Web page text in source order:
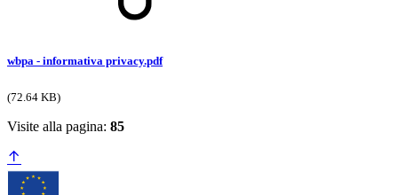
wbpa - informativa privacy.pdf
(72.64 KB)
Visite alla pagina: 85